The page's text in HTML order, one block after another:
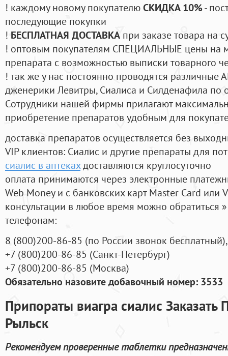
! каждому новому покупателюСКИДКА 10%-
последующие покупки
! БЕСПЛАТНАЯ ДОСТАВКА при заказе товара на
! оптовым покупателям СПЕЦИАЛЬНЫЕ цены на
препарата с возможностью выписки товарного
! так же у нас постоянно проводятся
дженерики Левитры, Сиалиса и Силденафила по
Cотрудники нашей фирмы прилагают
приобретение препаратов удобным для
доставка препаратов осуществляется без
VIP клиентов: Сиалис и другие препараты для
сиалис в аптекахдоставляются круглосуточно
оплата принимаются через электронные
Web Money и с банковских карт Master Card или
консультации в любое время можно обратиться
телефонам:
8 (800)200-86-85 (по России звонок бесплатный),
+7 (800)200-86-85 (Санкт-Петербург)
+7 (800)200-86-85 (Москва)
Обязательно назовите добавочный номер: 3533
Припораты виагра сиалис Заказать
Рыльск
Рекомендуем проверенные таблетки